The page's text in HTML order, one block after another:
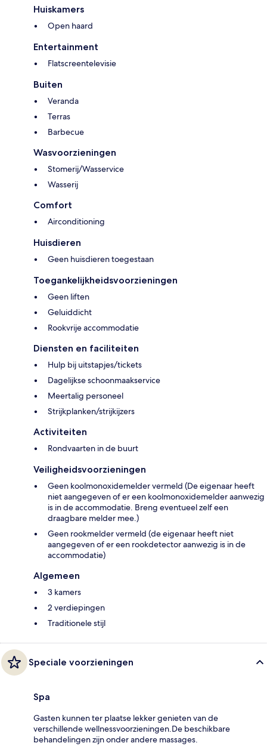
Huiskamers
Open haard
Entertainment
Flatscreentelevisie
Buiten
Veranda
Terras
Barbecue
Wasvoorzieningen
Stomerij/Wasservice
Wasserij
Comfort
Airconditioning
Huisdieren
Geen huisdieren toegestaan
Toegankelijkheidsvoorzieningen
Geen liften
Geluiddicht
Rookvrije accommodatie
Diensten en faciliteiten
Hulp bij uitstapjes/tickets
Dagelijkse schoonmaakservice
Meertalig personeel
Strijkplanken/strijkijzers
Activiteiten
Rondvaarten in de buurt
Veiligheidsvoorzieningen
Geen koolmonoxidemelder vermeld (De eigenaar heeft
niet aangegeven of er een koolmonoxidemelder aanwezig
is in de accommodatie. Breng eventueel zelf een
draagbare melder mee.)
Geen rookmelder vermeld (de eigenaar heeft niet
aangegeven of er een rookdetector aanwezig is in de
accommodatie)
Algemeen
3 kamers
2 verdiepingen
Traditionele stijl
Speciale voorzieningen
Spa
Gasten kunnen ter plaatse lekker genieten van de
verschillende wellnessvoorzieningen.De beschikbare
behandelingen zijn onder andere massages.